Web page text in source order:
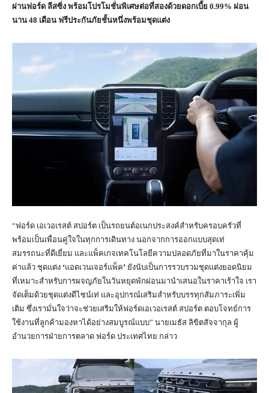
ผ่านฟอร์ด ลีสซิ่ง พร้อมโปรโมชั่นพิเศษต่อที่สองด้วยดอกเบี้ย 0.99% ผ่อน
นาน 48 เดือน ฟรีประกันภัยชั้นหนึ่งพร้อมชุดแต่ง
“ฟอร์ด เอเวอเรสต์ สปอร์ต เป็นรถยนต์อเนกประสงค์สำหรับครอบครัวที่
พร้อมเป็นเพื่อนคู่ใจในทุกการเดินทาง นอกจากการออกแบบสุดเท่
สมรรถนะที่ดีเยี่ยม และแพ็คเกจเทคโนโลยีความปลอดภัยที่มาในราคาคุ้ม
ค่าแล้ว ชุดแต่ง ‘แอดเวนเจอร์แพ็ค’ ยังนับเป็นการรวบรวมชุดแต่งยอดนิยม
ที่เหมาะสำหรับการผจญภัยในวันหยุดพักผ่อนมานำเสนอในราคาเร้าใจ เรา
จัดเต็มด้วยชุดแต่งดีไซน์เท่ และอุปกรณ์เสริมสำหรับบรรทุกสัมภาระเพิ่ม
เติม ซึ่งเรามั่นใจว่าจะช่วยเสริมให้ฟอร์ดเอเวอเรสต์ สปอร์ต ตอบโจทย์การ
ใช้งานที่ลูกค้ามองหาได้อย่างสมบูรณ์แบบ” นายเมธัส ลิขิตสัจจากุล ผู้
อำนวยการฝ่ายการตลาด ฟอร์ด ประเทศไทย กล่าว